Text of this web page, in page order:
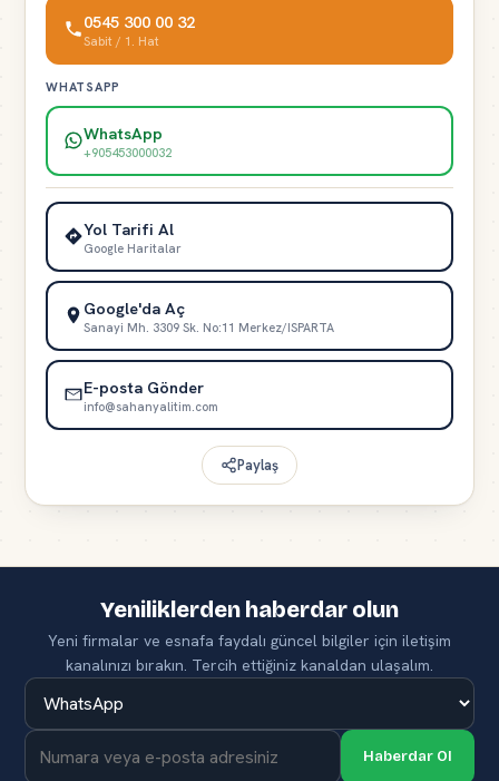
0545 300 00 32
Sabit / 1. Hat
WHATSAPP
WhatsApp
+905453000032
Yol Tarifi Al
Google Haritalar
Google'da Aç
Sanayi Mh. 3309 Sk. No:11 Merkez/ISPARTA
E-posta Gönder
info@sahanyalitim.com
Paylaş
Yeniliklerden haberdar olun
Yeni firmalar ve esnafa faydalı güncel bilgiler için iletişim
kanalınızı bırakın. Tercih ettiğiniz kanaldan ulaşalım.
Haberdar Ol